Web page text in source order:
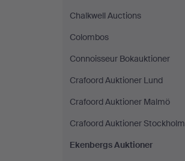
Chalkwell Auctions
Colombos
Connoisseur Bokauktioner
Crafoord Auktioner Lund
Crafoord Auktioner Malmö
Crafoord Auktioner Stockholm
Ekenbergs Auktioner